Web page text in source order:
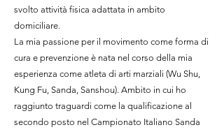
svolto attività fisica adattata in ambito
domiciliare.
La mia passione per il movimento come forma di
cura e prevenzione è nata nel corso della mia
esperienza come atleta di arti marziali (Wu Shu,
Kung Fu, Sanda, Sanshou). Ambito in cui ho
raggiunto traguardi come la qualificazione al
secondo posto nel Campionato Italiano Sanda